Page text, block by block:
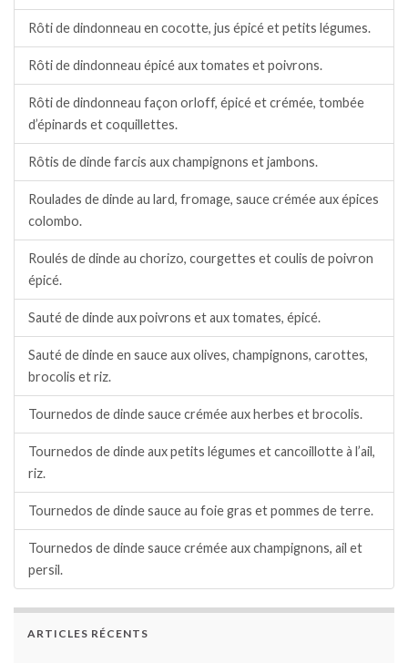
Rôti de dindonneau en cocotte, jus épicé et petits légumes.
Rôti de dindonneau épicé aux tomates et poivrons.
Rôti de dindonneau façon orloff, épicé et crémée, tombée
d’épinards et coquillettes.
Rôtis de dinde farcis aux champignons et jambons.
Roulades de dinde au lard, fromage, sauce crémée aux épices
colombo.
Roulés de dinde au chorizo, courgettes et coulis de poivron
épicé.
Sauté de dinde aux poivrons et aux tomates, épicé.
Sauté de dinde en sauce aux olives, champignons, carottes,
brocolis et riz.
Tournedos de dinde sauce crémée aux herbes et brocolis.
Tournedos de dinde aux petits légumes et cancoillotte à l’ail,
riz.
Tournedos de dinde sauce au foie gras et pommes de terre.
Tournedos de dinde sauce crémée aux champignons, ail et
persil.
ARTICLES RÉCENTS